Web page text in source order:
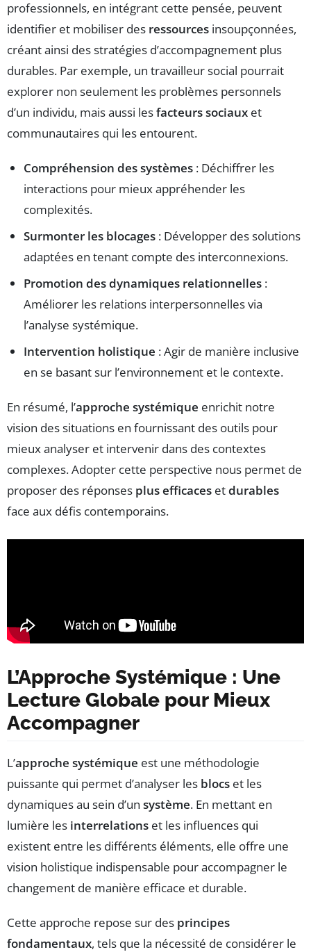
professionnels, en intégrant cette pensée, peuvent
identifier et mobiliser des ressources insoupçonnées,
créant ainsi des stratégies d’accompagnement plus
durables. Par exemple, un travailleur social pourrait
explorer non seulement les problèmes personnels
d’un individu, mais aussi lesfacteurs sociaux et
communautaires qui les entourent.
Compréhension des systèmes : Déchiffrer les
interactions pour mieux appréhender les
complexités.
Surmonter les blocages : Développer des solutions
adaptées en tenant compte des interconnexions.
Promotion des dynamiques relationnelles :
Améliorer les relations interpersonnelles via
l’analyse systémique.
Intervention holistique : Agir de manière inclusive
en se basant sur l’environnement et le contexte.
En résumé, l’approche systémique enrichit notre
vision des situations en fournissant des outils pour
mieux analyser et intervenir dans des contextes
complexes. Adopter cette perspective nous permet de
proposer des réponses plus efficaces etdurables
face aux défis contemporains.
L’Approche Systémique : Une
Lecture Globale pour Mieux
Accompagner
L’approche systémique est une méthodologie
puissante qui permet d’analyser les blocs et les
dynamiques au sein d’un système. En mettant en
lumière les interrelations et les influences qui
existent entre les différents éléments, elle offre une
vision holistique indispensable pour accompagner le
changement de manière efficace et durable.
Cette approche repose sur des principes
fondamentaux, tels que la nécessité de considérer le